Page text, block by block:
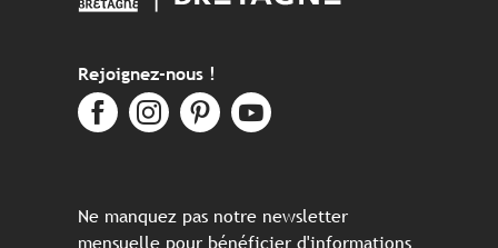
Rejoignez-nous !
Ne manquez pas notre newsletter
mensuelle pour bénéficier d'informations